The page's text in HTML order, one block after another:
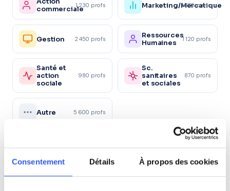
Consentement Détails À propos des cookies
commerciale1 230 profs Marketing/Mercatique
1 870 profs
Gestion 2 450 profs
Ressources
Humaines
1 120 profs
Santé et
action
sociale
980 profs
Sc.
sanitaires
et sociales
870 profs
Autre 5 600 profs
Tous les niveaux en Physique à Saint-
André